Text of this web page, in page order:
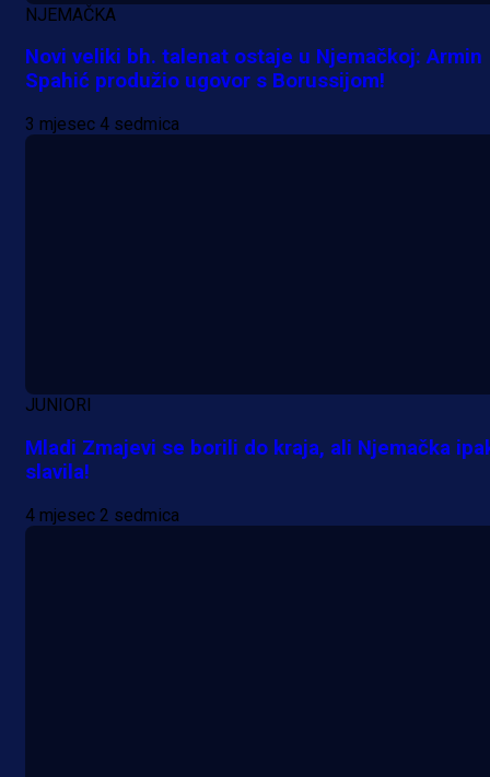
23 h 33 min
NJEMAČKA
Novi veliki bh. talenat ostaje u Njemačkoj: Armin
Spahić produžio ugovor s Borussijom!
3 mjesec 4 sedmica
JUNIORI
Mladi Zmajevi se borili do kraja, ali Njemačka
slavila!
4 mjesec 2 sedmica